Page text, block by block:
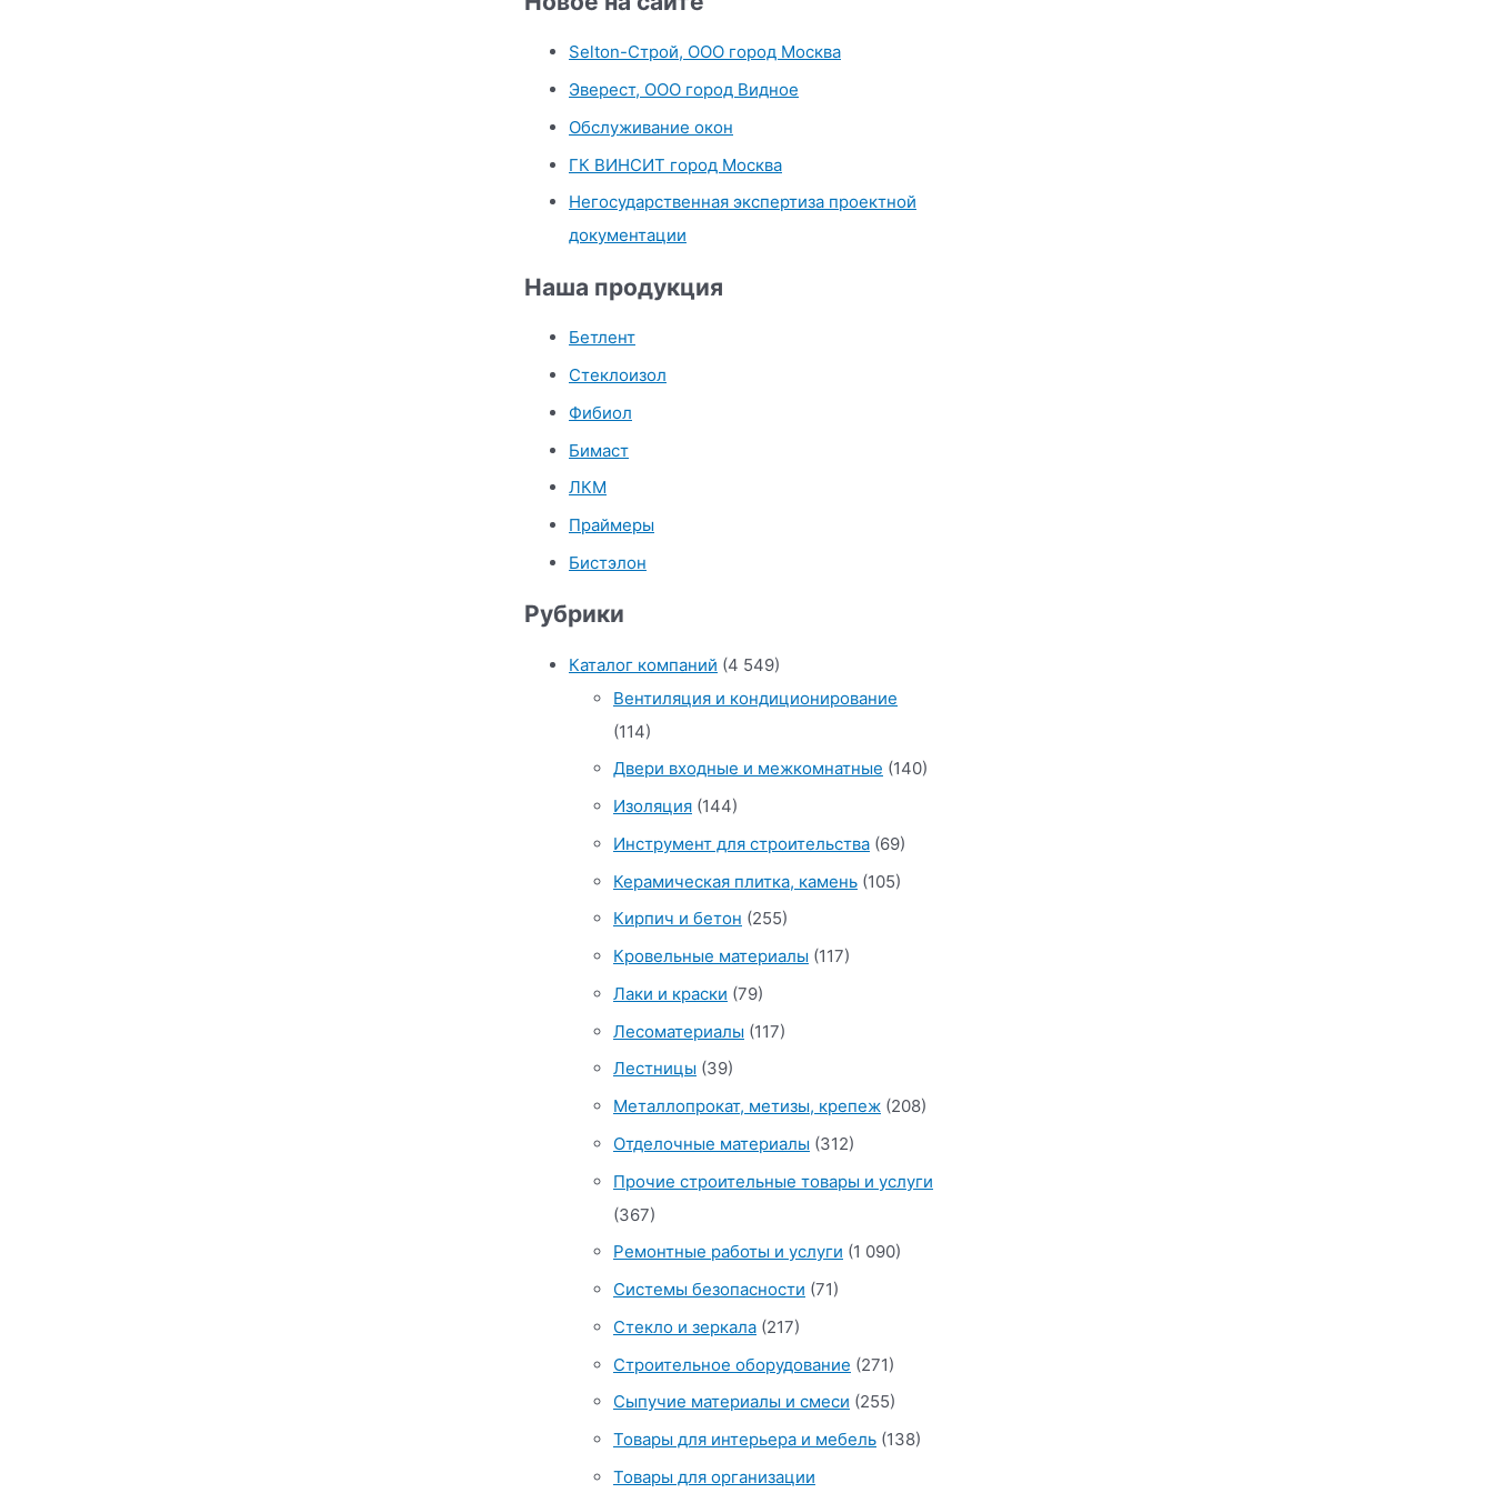
Selton-Строй, OOO город Москва
Эверест, ООО город Видное
Обслуживание окон
ГК ВИНСИТ город Москва
Негосударственная экспертиза проектной
документации
Наша продукция
Бетлент
Стеклоизол
Фибиол
Бимаст
ЛКМ
Праймеры
Бистэлон
Рубрики
Каталог компаний (4 549)
Вентиляция и кондиционирование
(114)
Двери входные и межкомнатные (140)
Изоляция (144)
Инструмент для строительства (69)
Керамическая плитка, камень (105)
Кирпич и бетон (255)
Кровельные материалы (117)
Лаки и краски (79)
Лесоматериалы (117)
Лестницы (39)
Металлопрокат, метизы, крепеж (208)
Отделочные материалы (312)
Прочие строительные товары и услуги
(367)
Ремонтные работы и услуги (1 090)
Системы безопасности (71)
Стекло и зеркала (217)
Строительное оборудование (271)
Сыпучие материалы и смеси (255)
Товары для интерьера и мебель (138)
Товары для организации